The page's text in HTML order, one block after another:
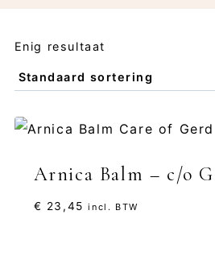
Enig resultaat
Arnica Balm – c/o
€ 23,45 incl. BTW